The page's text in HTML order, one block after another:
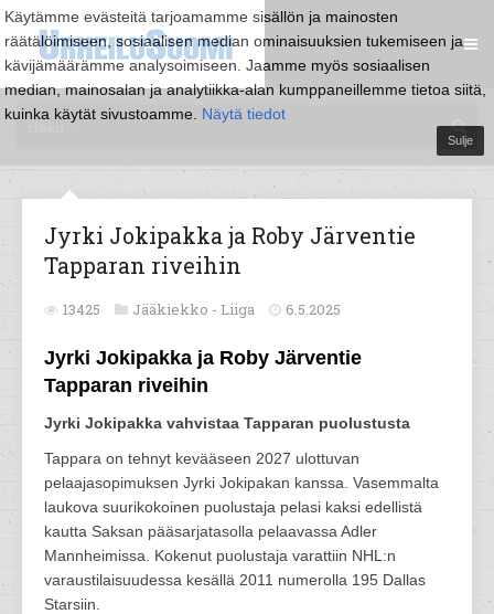
Käytämme evästeitä tarjoamamme sisällön ja mainosten
räätälöimiseen, sosiaalisen median ominaisuuksien tukemiseen ja
kävijämäärämme analysoimiseen. Jaamme myös sosiaalisen
median, mainosalan ja analytiikka-alan kumppaneillemme tietoa siitä,
kuinka käytät sivustoamme. Näytä tiedot
Sulje
Jyrki Jokipakka ja Roby Järventie
Tapparan riveihin
13425 Jääkiekko - Liiga 6.5.2025
Jyrki Jokipakka ja Roby Järventie
Tapparan riveihin
Jyrki Jokipakka vahvistaa Tapparan puolustusta
Tappara on tehnyt kevääseen 2027 ulottuvan
pelaajasopimuksen Jyrki Jokipakan kanssa. Vasemmalta
laukova suurikokoinen puolustaja pelasi kaksi edellistä
kautta Saksan pääsarjatasolla pelaavassa Adler
Mannheimissa. Kokenut puolustaja varattiin NHL:n
varaustilaisuudessa kesällä 2011 numerolla 195 Dallas
Starsiin.